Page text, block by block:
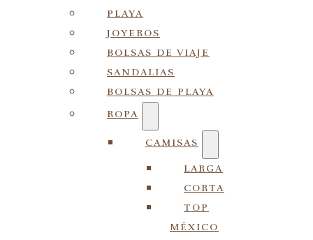
PLAYA
JOYEROS
BOLSAS DE VIAJE
SANDALIAS
BOLSAS DE PLAYA
ROPA
CAMISAS
LARGA
CORTA
TOP
MÉXICO